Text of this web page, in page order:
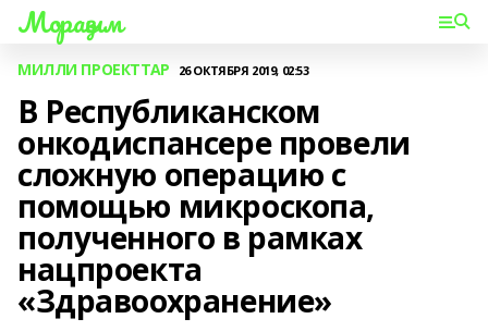
Мораҙым
МИЛЛИ ПРОЕКТТАР 26 ОКТЯБРЯ 2019, 02:53
В Республиканском
онкодиспансере провели
сложную операцию с
помощью микроскопа,
полученного в рамках
нацпроекта
«Здравоохранение»